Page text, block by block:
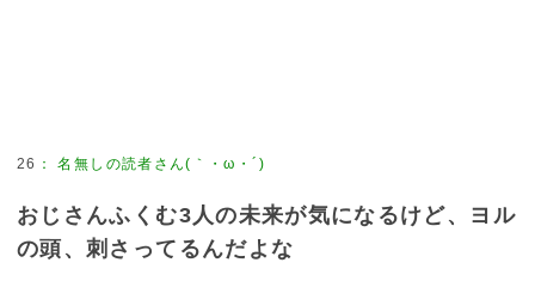
26 ：名無しの読者さん(｀・ω・´)
おじさんふくむ3人の未来が気になるけど、ヨル
の頭、刺さってるんだよな